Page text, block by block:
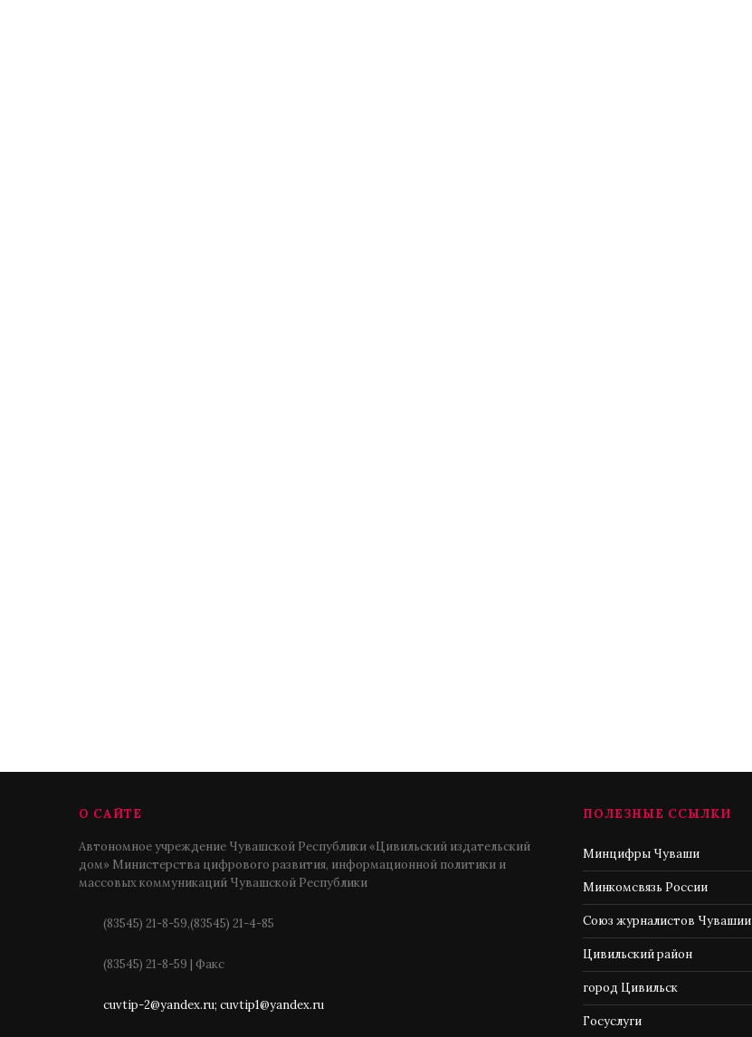
О САЙТЕ
Автономное учреждение Чувашской Республики «Цивильский издательский
дом» Министерства цифрового развития, информационной политики и
массовых коммуникаций Чувашской Республики
(83545) 21-8-59,(83545) 21-4-85
(83545) 21-8-59 | Факс
cuvtip-2@yandex.ru; cuvtip1@yandex.ru
ПОЛЕЗНЫЕ ССЫЛКИ
Минцифры Чуваши
Минкомсвязь России
Союз журналистов Чувашии
Цивильский район
город Цивильск
Госуслуги